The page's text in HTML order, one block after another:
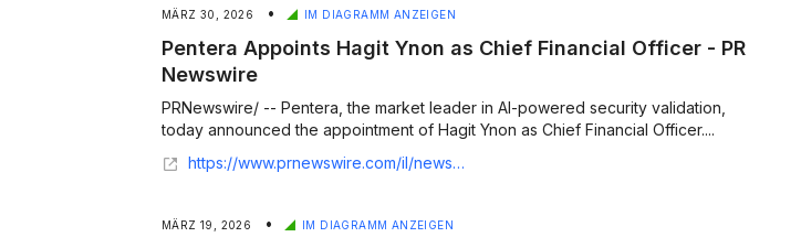
MÄRZ 30, 2026 • IM DIAGRAMM ANZEIGEN
Pentera Appoints Hagit Ynon as Chief Financial Officer - PR
Newswire
PRNewswire/ -- Pentera, the market leader in AI-powered security validation,
today announced the appointment of Hagit Ynon as Chief Financial Officer....
https://www.prnewswire.com/il/news-releases/pentera-appoints-hagit-ynon-as-chief-financial-officer-302726534.html
MÄRZ 19, 2026 • IM DIAGRAMM ANZEIGEN